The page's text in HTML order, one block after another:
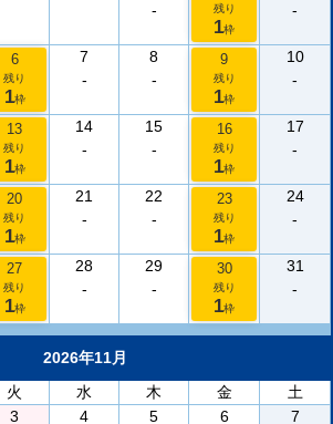
-
残り
1枠
-
6
残り
1枠
7
-
8
-
9
残り
1枠
10
-
13
残り
1枠
14
-
15
-
16
残り
1枠
17
-
20
残り
1枠
21
-
22
-
23
残り
1枠
24
-
27
残り
1枠
28
-
29
-
30
残り
1枠
31
-
2026年11月
火 水 木 金
土
3
4
5
6
7